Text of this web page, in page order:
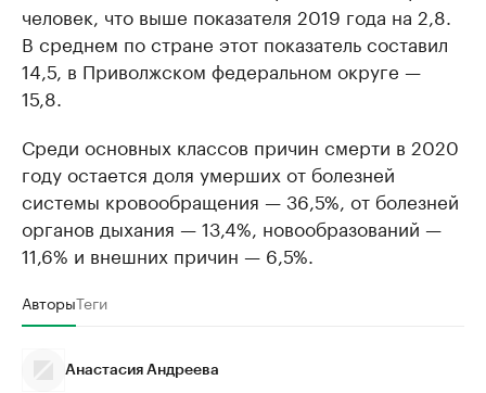
человек, что выше показателя 2019 года на 2,8.
В среднем по стране этот показатель составил
14,5, в Приволжском федеральном округе —
15,8.
Среди основных классов причин смерти в 2020
году остается доля умерших от болезней
системы кровообращения — 36,5%, от болезней
органов дыхания — 13,4%, новообразований —
11,6% и внешних причин — 6,5%.
АвторыТеги
Анастасия Андреева